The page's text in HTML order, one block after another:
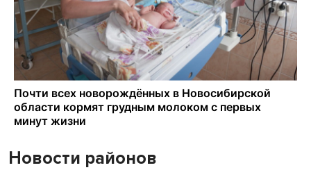
Новости районов